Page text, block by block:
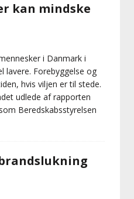
kan mindske
i Danmark i
lavere. Forebyggelse og
hvis viljen er til stede.
udlede af rapporten
Beredskabsstyrelsen